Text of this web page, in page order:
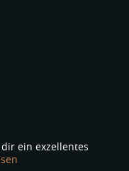
Facebook
ein exzellentes